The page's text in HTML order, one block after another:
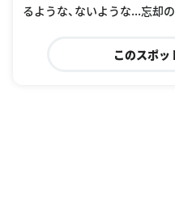
るような、ないような...忘却
このスポッ